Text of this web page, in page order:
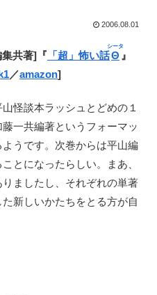
2006.08.01
共著]『 「超」怖い話Θ
シータ
』
／amazon]
怪談本ラッシュとどめの１
一共編著というフォーマッ
うです。次巻からは平山編
とになったらしい。まあ、
ましたし、それぞれの単著
新しいかたちをとる方が自